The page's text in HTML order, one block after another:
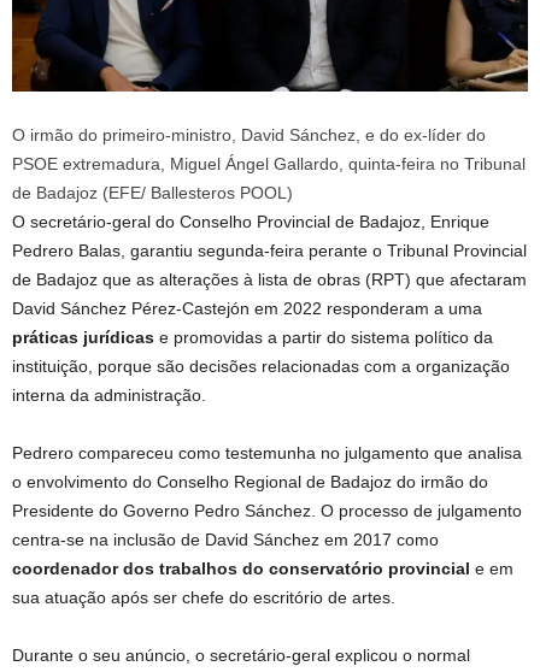
O irmão do primeiro-ministro, David Sánchez, e do ex-líder do
PSOE extremadura, Miguel Ángel Gallardo, quinta-feira no Tribunal
de Badajoz (EFE/ Ballesteros POOL)
O secretário-geral do Conselho Provincial de Badajoz, Enrique
Pedrero Balas, garantiu segunda-feira perante o Tribunal Provincial
de Badajoz que as alterações à lista de obras (RPT) que afectaram
David Sánchez Pérez-Castejón em 2022 responderam a uma
práticas jurídicas e promovidas a partir do sistema político da
instituição, porque são decisões relacionadas com a organização
interna da administração.
Pedrero compareceu como testemunha no julgamento que analisa
o envolvimento do Conselho Regional de Badajoz do irmão do
Presidente do Governo Pedro Sánchez. O processo de julgamento
centra-se na inclusão de David Sánchez em 2017 como
coordenador dos trabalhos do conservatório provincial e em
sua atuação após ser chefe do escritório de artes.
Durante o seu anúncio, o secretário-geral explicou o normal